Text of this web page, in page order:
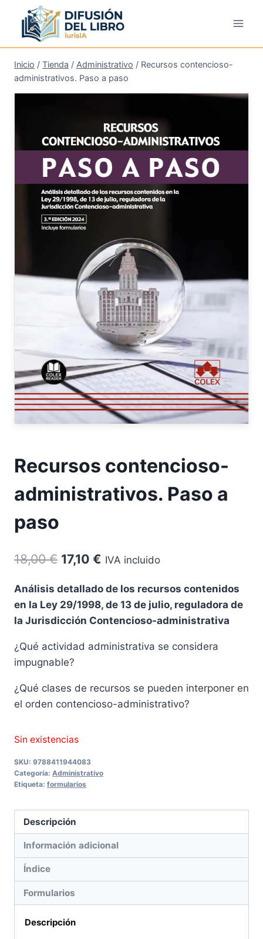
contenido
Inicio / Tienda / Administrativo / Recursos contencioso-
administrativos. Paso a paso
Recursos contencioso-
administrativos. Paso a
paso
18,00€ El
original
era:
18,00 €.
17,10 € El
actual
es:
17,10 €.
IVA incluido
Análisis detallado de los recursos contenidos
en la Ley 29/1998, de 13 de julio, reguladora de
la Jurisdicción Contencioso-administrativa
¿Qué actividad administrativa se considera
impugnable?
¿Qué clases de recursos se pueden interponer en
el orden contencioso-administrativo?
Sin existencias
SKU: 9788411944083
Categoría: Administrativo
Etiqueta: formularios
Descripción
Información adicional
Índice
Formularios
Descripción